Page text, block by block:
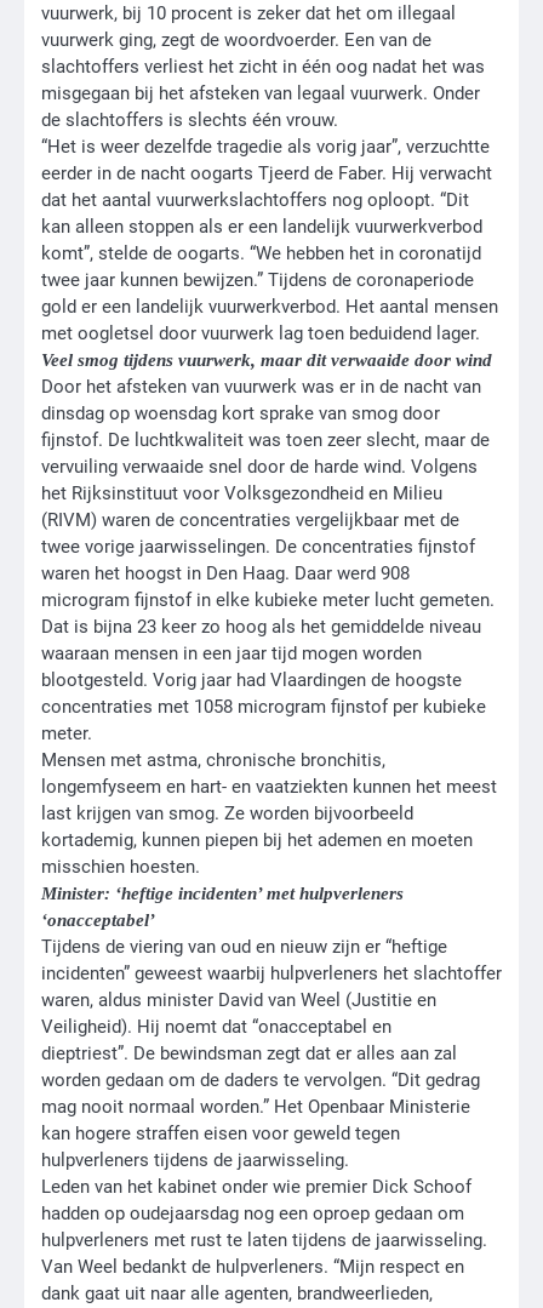
vuurwerk, bij 10 procent is zeker dat het om illegaal
vuurwerk ging, zegt de woordvoerder. Een van de
slachtoffers verliest het zicht in één oog nadat het was
misgegaan bij het afsteken van legaal vuurwerk. Onder
de slachtoffers is slechts één vrouw.
“Het is weer dezelfde tragedie als vorig jaar”, verzuchtte
eerder in de nacht oogarts Tjeerd de Faber. Hij verwacht
dat het aantal vuurwerkslachtoffers nog oploopt. “Dit
kan alleen stoppen als er een landelijk vuurwerkverbod
komt”, stelde de oogarts. “We hebben het in coronatijd
twee jaar kunnen bewijzen.” Tijdens de coronaperiode
gold er een landelijk vuurwerkverbod. Het aantal mensen
met oogletsel door vuurwerk lag toen beduidend lager.
Veel smog tijdens vuurwerk, maar dit verwaaide door wind
Door het afsteken van vuurwerk was er in de nacht van
dinsdag op woensdag kort sprake van smog door
fijnstof. De luchtkwaliteit was toen zeer slecht, maar de
vervuiling verwaaide snel door de harde wind. Volgens
het Rijksinstituut voor Volksgezondheid en Milieu
(RIVM) waren de concentraties vergelijkbaar met de
twee vorige jaarwisselingen. De concentraties fijnstof
waren het hoogst in Den Haag. Daar werd 908
microgram fijnstof in elke kubieke meter lucht gemeten.
Dat is bijna 23 keer zo hoog als het gemiddelde niveau
waaraan mensen in een jaar tijd mogen worden
blootgesteld. Vorig jaar had Vlaardingen de hoogste
concentraties met 1058 microgram fijnstof per kubieke
meter.
Mensen met astma, chronische bronchitis,
longemfyseem en hart- en vaatziekten kunnen het meest
last krijgen van smog. Ze worden bijvoorbeeld
kortademig, kunnen piepen bij het ademen en moeten
misschien hoesten.
Minister: ‘heftige incidenten’ met hulpverleners
‘onacceptabel’
Tijdens de viering van oud en nieuw zijn er “heftige
incidenten” geweest waarbij hulpverleners het slachtoffer
waren, aldus minister David van Weel (Justitie en
Veiligheid). Hij noemt dat “onacceptabel en
dieptriest”. De bewindsman zegt dat er alles aan zal
worden gedaan om de daders te vervolgen. “Dit gedrag
mag nooit normaal worden.” Het Openbaar Ministerie
kan hogere straffen eisen voor geweld tegen
hulpverleners tijdens de jaarwisseling.
Leden van het kabinet onder wie premier Dick Schoof
hadden op oudejaarsdag nog een oproep gedaan om
hulpverleners met rust te laten tijdens de jaarwisseling.
Van Weel bedankt de hulpverleners. “Mijn respect en
dank gaat uit naar alle agenten, brandweerlieden,